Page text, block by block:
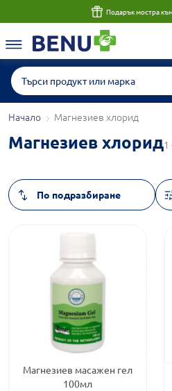
Подарък мостра
Начало Магнезиев хлорид
Магнезиев хлорид1
Магнезиев масажен гел
100мл